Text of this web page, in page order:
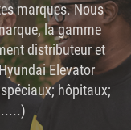
marques. Nous
la gamme
distributeur et
Elevator
hôpitaux;